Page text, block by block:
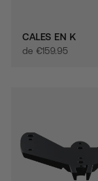
CALES EN K
de €‎159.95